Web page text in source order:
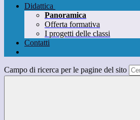
Didattica
Panoramica
Offerta formativa
I progetti delle classi
Contatti
Campo di ricerca per le pagine del sito